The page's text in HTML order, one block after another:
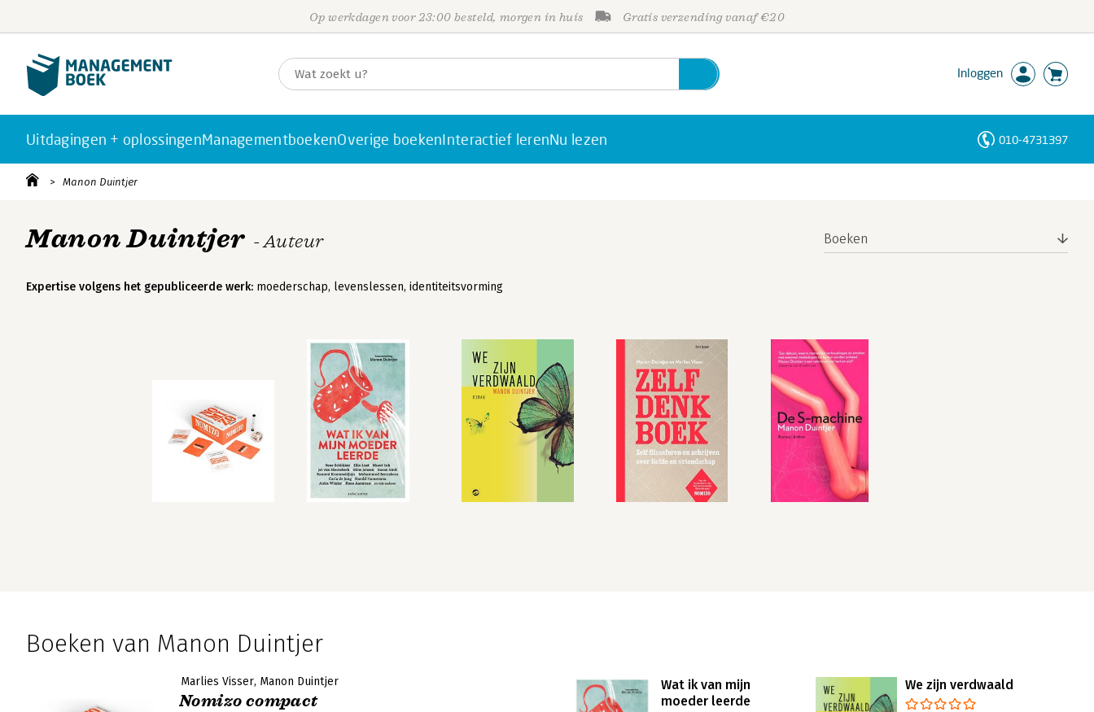
Op werkdagen voor 23:00 besteld, morgen in huis Gratis verzending vanaf €20
Inloggen
Uitdagingen + oplossingenManagementboekenOverige boekenInteractief lerenNu lezen 010-4731397
Manon Duintjer
Manon Duintjer - Auteur
Expertise volgens het gepubliceerde werk: moederschap, levenslessen, identiteitsvorming
Boeken
Boeken van Manon Duintjer
Marlies Visser Manon Duintjer
Nomizo compact
Wat ik van mijn
moeder leerde
We zijn verdwaald
Personen